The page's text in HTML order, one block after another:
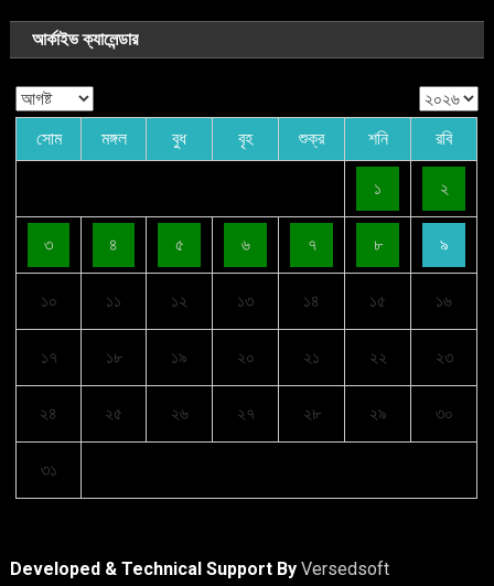
আর্কাইভ ক্যালেন্ডার
সোম মঙ্গল বুধ বৃহ শুক্র শনি রবি
১ ২
৩ ৪ ৫ ৬ ৭ ৮ ৯
১০ ১১ ১২ ১৩ ১৪ ১৫ ১৬
১৭ ১৮ ১৯ ২০ ২১ ২২ ২৩
২৪ ২৫ ২৬ ২৭ ২৮ ২৯ ৩০
৩১
Developed & Technical Support ByVersedsoft